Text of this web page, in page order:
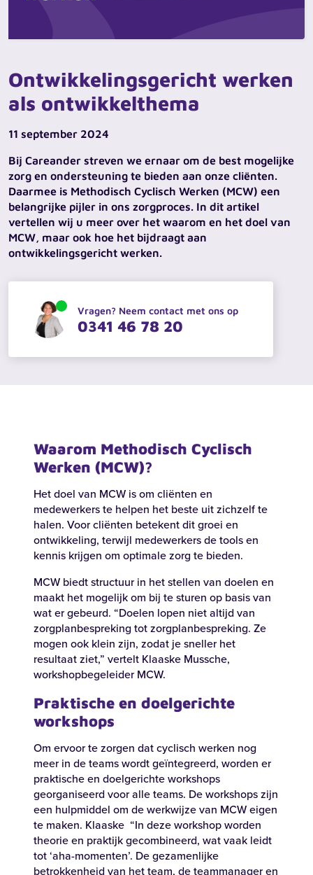
Ontwikkelingsgericht werken
als ontwikkelthema
11 september 2024
Bij Careander streven we ernaar om de best mogelijke
zorg en ondersteuning te bieden aan onze cliënten.
Daarmee is Methodisch Cyclisch Werken (MCW) een
belangrijke pijler in ons zorgproces. In dit artikel
vertellen wij u meer over het waarom en het doel van
MCW, maar ook hoe het bijdraagt aan
ontwikkelingsgericht werken.
Vragen? Neem contact met ons op
0341 46 78 20
Waarom Methodisch Cyclisch
Werken (MCW)?
Het doel van MCW is om cliënten en
medewerkers te helpen het beste uit zichzelf te
halen. Voor cliënten betekent dit groei en
ontwikkeling, terwijl medewerkers de tools en
kennis krijgen om optimale zorg te bieden.
MCW biedt structuur in het stellen van doelen en
maakt het mogelijk om bij te sturen op basis van
wat er gebeurd. “Doelen lopen niet altijd van
zorgplanbespreking tot zorgplanbespreking. Ze
mogen ook klein zijn, zodat je sneller het
resultaat ziet,” vertelt Klaaske Mussche,
workshopbegeleider MCW.
Praktische en doelgerichte
workshops
Om ervoor te zorgen dat cyclisch werken nog
meer in de teams wordt geïntegreerd, worden er
praktische en doelgerichte workshops
georganiseerd voor alle teams. De workshops zijn
een hulpmiddel om de werkwijze van MCW eigen
te maken. Klaaske “In deze workshop worden
theorie en praktijk gecombineerd, wat vaak leidt
tot ‘aha-momenten’. De gezamenlijke
betrokkenheid van het team, de teammanager en